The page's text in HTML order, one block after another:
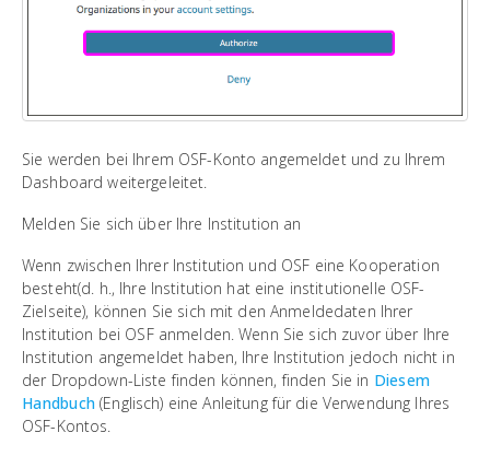
Sie werden bei Ihrem OSF-Konto angemeldet und zu Ihrem
Dashboard weitergeleitet.
Melden Sie sich über Ihre Institution an
Wenn zwischen Ihrer Institution und OSF eine Kooperation
besteht(d. h., Ihre Institution hat eine institutionelle OSF-
Zielseite), können Sie sich mit den Anmeldedaten Ihrer
Institution bei OSF anmelden. Wenn Sie sich zuvor über Ihre
Institution angemeldet haben, Ihre Institution jedoch nicht in
der Dropdown-Liste finden können, finden Sie in Diesem
Handbuch (Englisch) eine Anleitung für die Verwendung Ihres
OSF-Kontos.